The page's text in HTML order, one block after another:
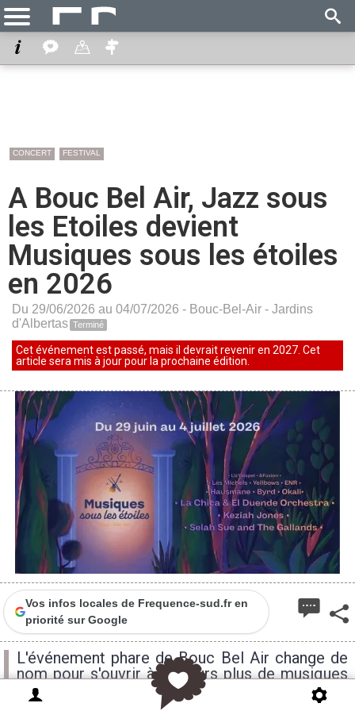
CONCERT FESTIVAL
A Bouc Bel Air, Jazz sous
les Etoiles devient
Musiques sous les étoiles
en 2026
Du 29/06/2026 au 04/07/2026 - Bouc-Bel-Air - Jardins
d'Albertas Terminé
Cet événement est passé, mais il devrait revenir en 2027. Cet
article sera mis à jour pour la prochaine édition.
Vos infos locales de Frequence-sud.fr en
priorité sur Google
L'événement phare de Bouc Bel Air change de
nom pour s'ouvrir à toujours plus de musiques
actuelles et d'artistes exceptionnels, Musiques
sous les étoiles investit le Château de Bouc Bel